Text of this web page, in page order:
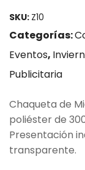
SKU: Z10
Categorías:
Eventos,
Publicitaria
Chaqueta de
poliéster de
Presentación
transparente.